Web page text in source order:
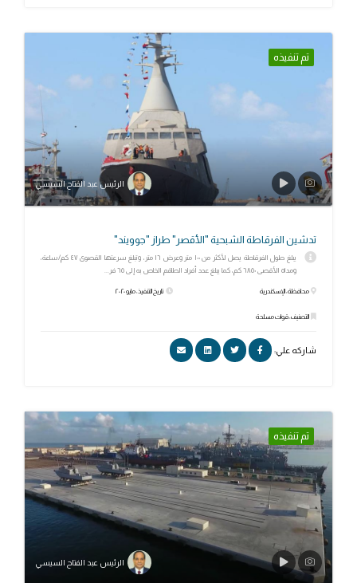
تم تنفيذه
الرئيس عبد الفتاح السيسي
تدشين الفرقاطة الشبحية "الأقصر" طراز "جوويند"
يبلغ طول الفرقاطة يصل لأكثر من ١٠٠ متر وعرض ١٦ متر، وتبلغ سرعتها القصوى ٤٧ كم/ساعة،
ومداه الأقصى ٦٨٥٠ كم، كما يبلغ عدد أفراد الطاقم الخاص به إلى ٦٥ فر...
محافظة: الإسكندرية
التصنيف: قوات مسلحة
تاريخ التنفيذ: مايو ٢٠٢٠
شاركه علي:
تم تنفيذه
الرئيس عبد الفتاح السيسي